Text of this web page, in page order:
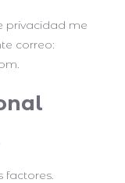
privacidad me
correo:
factores.